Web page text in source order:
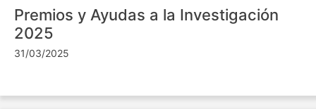
Premios y Ayudas a la Investigación
2025
31/03/2025